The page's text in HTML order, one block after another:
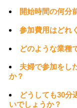
開始時間の何分
参加費用はどれ
どのような業種
夫婦で参加をし
か？
どうしても30分
いでしょうか？